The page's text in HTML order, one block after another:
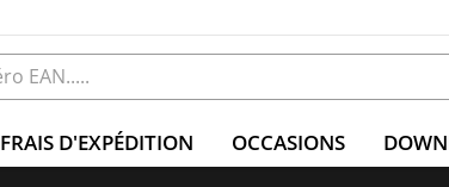
FRAIS D'EXPÉDITION OCCASIONS